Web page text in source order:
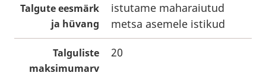
Talgute eesmärk
ja hüvang
istutame maharaiutud
metsa asemele istikud
Talguliste
maksimumarv
20